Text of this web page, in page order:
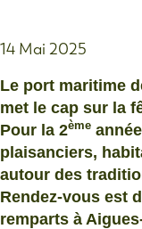
14 Mai 2025
Le port maritime
met le cap sur la
Pour la 2ème
plaisanciers,
autour des
Rendez-vous est
remparts à